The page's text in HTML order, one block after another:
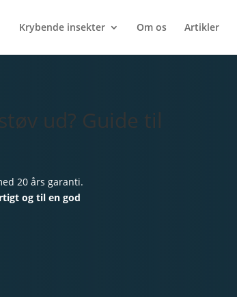
Krybende insekter Om os Artikler
ud? Guide til
20 års garanti.
og til en god